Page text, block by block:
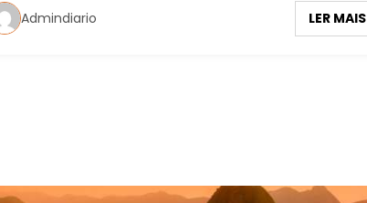
Admindiario LER MAIS